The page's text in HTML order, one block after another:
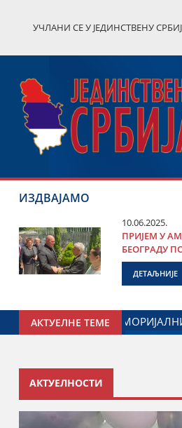
УЧЛАНИ СЕ У ЈЕДИНСТВЕНУ
ИЗДВАЈАМО
10.06.2025.
ПРИЈЕМ У
БЕОГРАДУ
ДЕТАЉНИЈЕ
АКТУЕЛНЕ ТЕМЕ
НАСТАВАК САРАДЊЕ ГРАДА
АКТУЕЛНОСТИ